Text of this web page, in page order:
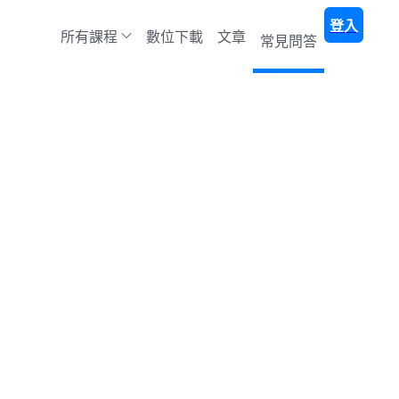
所有課程 數位下載 文章 常見問答
登入